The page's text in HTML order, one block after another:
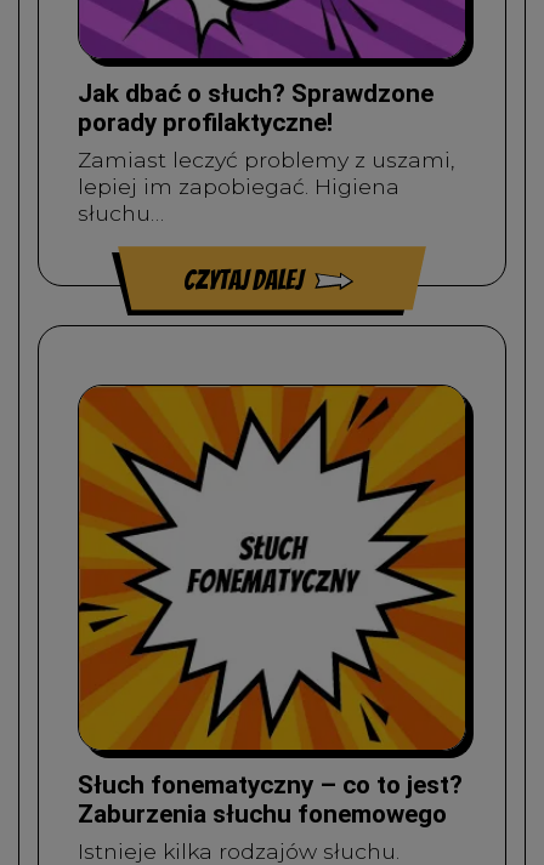
Jak dbać o słuch? Sprawdzone
porady profilaktyczne!
Zamiast leczyć problemy z uszami,
lepiej im zapobiegać. Higiena
słuchu…
czytaj dalej
Słuch fonematyczny – co to jest?
Zaburzenia słuchu fonemowego
Istnieje kilka rodzajów słuchu.